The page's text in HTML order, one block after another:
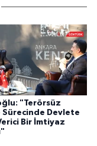
"Terörsüz
Sürecinde Devlete
Bir İmtiyaz